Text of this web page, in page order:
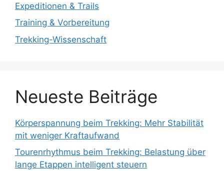
Expeditionen & Trails
Training & Vorbereitung
Trekking-Wissenschaft
Neueste Beiträge
Körperspannung beim Trekking: Mehr Stabilität
mit weniger Kraftaufwand
Tourenrhythmus beim Trekking: Belastung über
lange Etappen intelligent steuern